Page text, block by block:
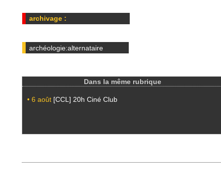
archivage :
archéologie:alternataire
Dans la même rubrique
• 6 août [CCL] 20h Ciné Club